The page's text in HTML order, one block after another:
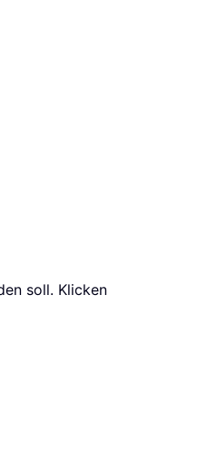
soll. Klicken